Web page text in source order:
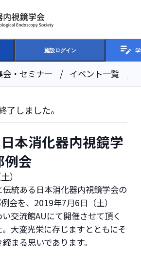
施設ログイン
会・セミナー イベント一覧
了しました。
本消化器内視鏡学
例会
）
統ある日本消化器内視鏡学会の
会を、2019年7月6日（土）
交流館AUにて開催させて頂く
大変光栄に存じますとともにそ
まる思いであります。